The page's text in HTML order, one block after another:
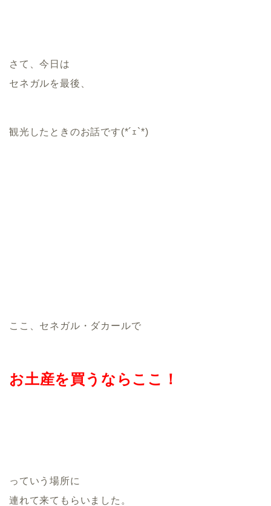
さて、今日は
セネガルを最後、
観光したときのお話です(*´ｪ`*)
ここ、セネガル・ダカールで
お土産を買うならここ！
っていう場所に
連れて来てもらいました。